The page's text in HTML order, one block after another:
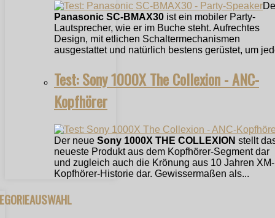
Panasonic SC-BMAX30 ist ein mobiler Party-
Lautsprecher, wie er im Buche steht. Aufrechtes
Design, mit etlichen Schaltermechanismen
ausgestattet und natürlich bestens gerüstet, um
Test: Sony 1000X The Collexion - ANC-
Kopfhörer
Der neue Sony 1000X THE COLLEXION stellt
neueste Produkt aus dem Kopfhörer-Segment dar
und zugleich auch die Krönung aus 10 Jahren XM-
Kopfhörer-Historie dar. Gewissermaßen als...